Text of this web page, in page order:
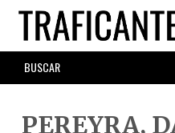
Skip
main
content
SEARCH
FORM
PEREYRA,